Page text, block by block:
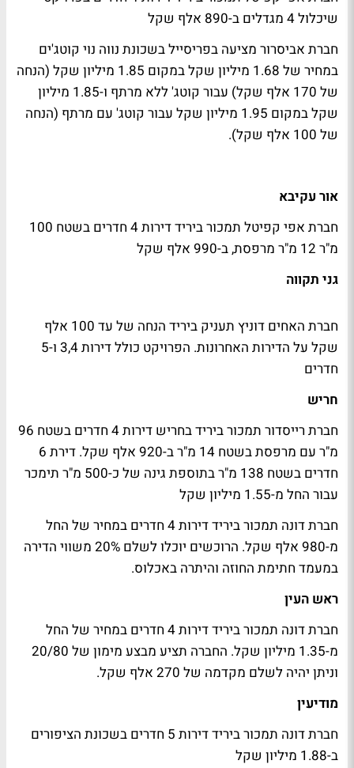
שיכלול 4 מגדלים ב-890 אלף שקל
חברת אביסרור מציעה בפריסייל בשכונת נווה נוי קוטג'ים
במחיר של 1.68 מיליון שקל במקום 1.85 מיליון שקל (הנחה
של 170 אלף שקל) עבור קוטג' ללא מרתף ו-1.85 מיליון
שקל במקום 1.95 מיליון שקל עבור קוטג' עם מרתף (הנחה
של 100 אלף שקל).
אור עקיבא
חברת אפי קפיטל תמכור ביריד דירות 4 חדרים בשטח 100
מ"ר 12 מ"ר מרפסת, ב-990 אלף שקל
גני תקווה
חברת האחים דוניץ תעניק ביריד הנחה של עד 100 אלף
שקל על הדירות האחרונות. הפרויקט כולל דירות 3,4 ו-5
חדרים
חריש
חברת רייסדור תמכור ביריד בחריש דירות 4 חדרים בשטח 96
מ"ר עם מרפסת בשטח 14 מ"ר ב-920 אלף שקל. דירת 6
חדרים בשטח 138 מ"ר בתוספת גינה של כ-500 מ"ר תימכר
עבור החל מ-1.55 מיליון שקל
חברת דונה תמכור ביריד דירות 4 חדרים במחיר של החל
מ-980 אלף שקל. הרוכשים יוכלו לשלם 20% משווי הדירה
במעמד חתימת החוזה והיתרה באכלוס.
ראש העין
חברת דונה תמכור ביריד דירות 4 חדרים במחיר של החל
מ-1.35 מיליון שקל. החברה תציע מבצע מימון של 20/80
וניתן יהיה לשלם מקדמה של 270 אלף שקל.
מודיעין
חברת דונה תמכור ביריד דירות 5 חדרים בשכונת הציפורים
ב-1.88 מיליון שקל